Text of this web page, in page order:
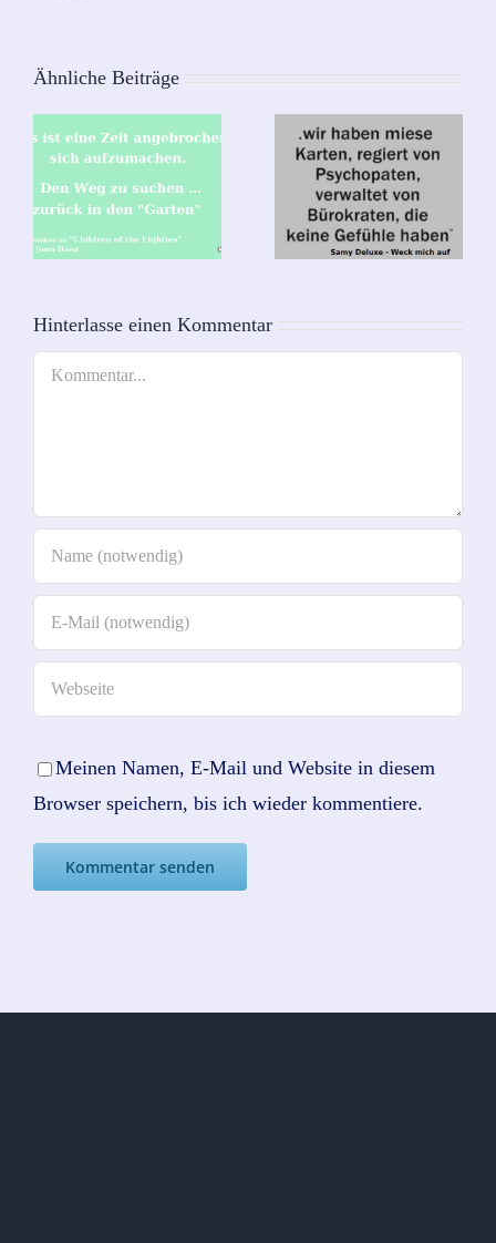
Ähnliche Beiträge
Samy
Deluxe –
Weck mich
Hinterlasse einen Kommentar
Kommentar
Meinen Namen, E-Mail und Website in diesem
Browser speichern, bis ich wieder kommentiere.